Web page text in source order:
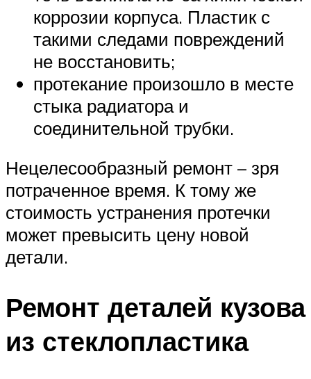
коррозии корпуса. Пластик с
такими следами повреждений
не восстановить;
протекание произошло в месте
стыка радиатора и
соединительной трубки.
Нецелесообразный ремонт – зря
потраченное время. К тому же
стоимость устранения протечки
может превысить цену новой
детали.
Ремонт деталей кузова
из стеклопластика